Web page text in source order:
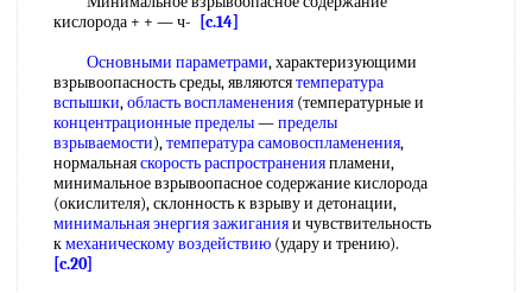
кислорода + + — ч-
[c.14]
Основными параметрами, характеризующими
взрывоопасность среды, являютсятемпература
вспышки,область воспламенения (температурные и
концентрационные пределы—пределы
взрываемости),температура самовоспламенения,
нормальнаяскорость распространенияпламени,
минимальное взрывоопасное содержание кислорода
(окислителя), склонность к взрыву и детонации,
минимальная энергия зажиганияи чувствительность
кмеханическому воздействию (удару и трению).
[c.20]